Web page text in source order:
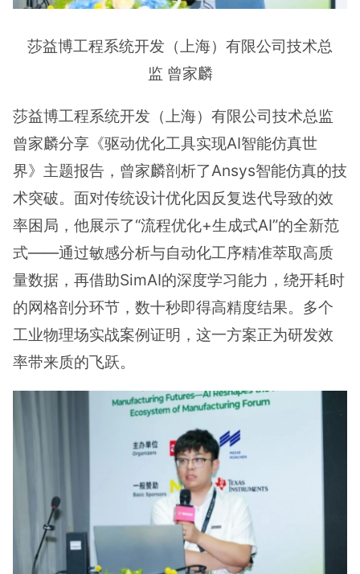
莎益博工程系统开发（上海）有限公司技术总
监 曾家麟
莎益博工程系统开发（上海）有限公司技术总监
曾家麟分享《驱动优化工具实现AI智能仿真世
界》主题报告，曾家麟剖析了Ansys智能仿真的技
术突破。面对传统设计优化因反复迭代导致的效
率困局，他展示了“流程优化+生成式AI”的全新范
式——通过敏感分析与自动化工序精准萃取高质
量数据，再借助SimAI的深度学习能力，绕开耗时
的网格剖分环节，数十秒即得高精度结果。多个
工业物理场实战案例证明，这一方案正为研发效
率带来质的飞跃。